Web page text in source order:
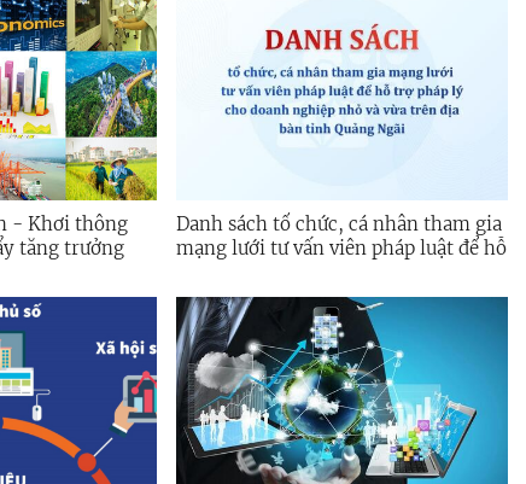
- Khơi thông
tăng trưởng
Danh sách tổ chức, cá nhân tham gia
mạng lưới tư vấn viên pháp luật để hỗ
vừa trên địa bàn tỉnh